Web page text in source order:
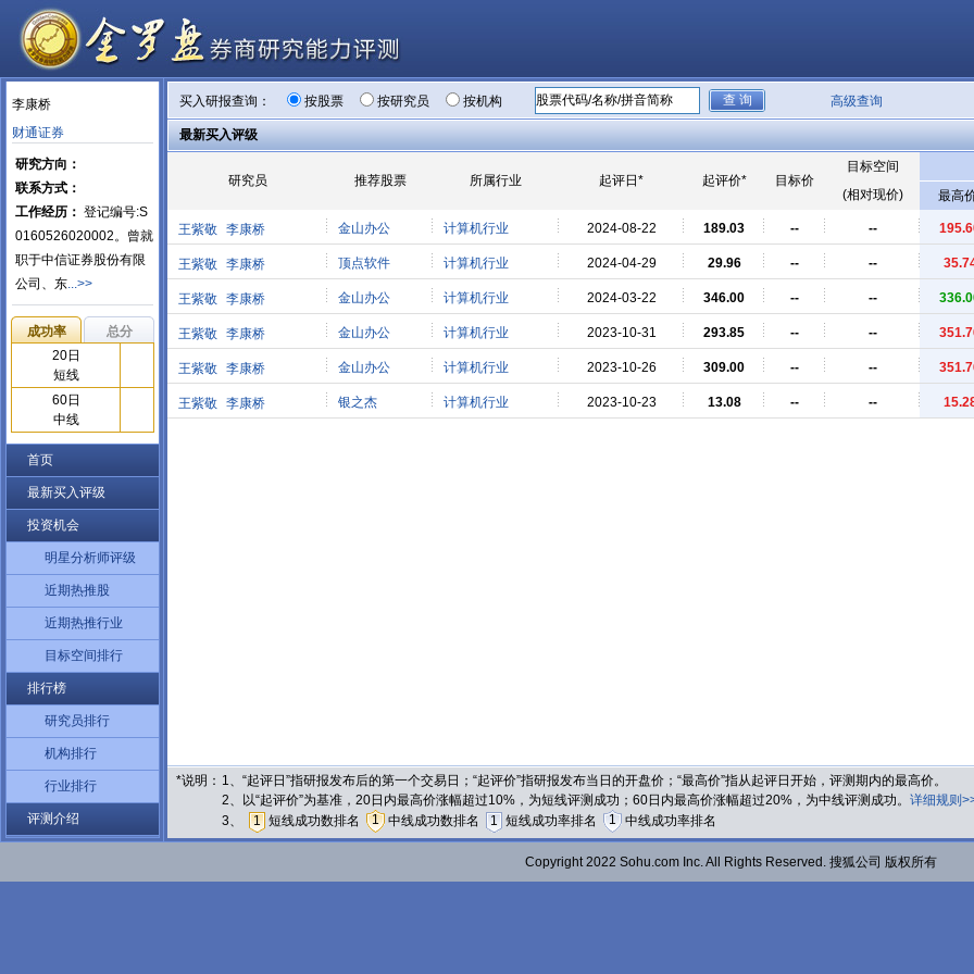
李康桥
财通证券
研究方向：
联系方式：
工作经历： 登记编号:S
0160526020002。曾就
职于中信证券股份有限
公司、东...>>
成功率
总分
20日
短线
60日
中线
首页
最新买入评级
投资机会
明星分析师评级
近期热推股
近期热推行业
目标空间排行
排行榜
研究员排行
机构排行
行业排行
评测介绍
买入研报查询： 按股票 按研究员 按机构 高级查询
最新买入评级
研究员 推荐股票 所属行业 起评日* 起评价* 目标价
目标空间
(相对现价)
最高
王紫敬 李康桥 金山办公 计算机行业 2024-08-22 189.03 -- --
王紫敬 李康桥 顶点软件 计算机行业 2024-04-29 29.96 -- --
王紫敬 李康桥 金山办公 计算机行业 2024-03-22 346.00 -- --
王紫敬 李康桥 金山办公 计算机行业 2023-10-31 293.85 -- --
王紫敬 李康桥 金山办公 计算机行业 2023-10-26 309.00 -- --
王紫敬 李康桥 银之杰 计算机行业 2023-10-23 13.08 -- --
*说明： 1、“起评日”指研报发布后的第一个交易日；“起评价”指研报发布当日的开盘价；“最高价”指从起评日开始，评测期内的最高价。
2、以“起评价”为基准，20日内最高价涨幅超过10%，为短线评测成功；60日内最高价涨幅超过20%，为中线评测成功。 详细规则
3、
1 短线成功数排名 1 中线成功数排名 1 短线成功率排名 1 中线成功率排名
Copyright 2022 Sohu.com Inc. All Rights Reserved. 搜狐公司 版权所有